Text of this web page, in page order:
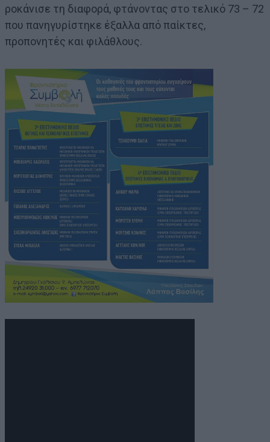
ροκάνισε τη διαφορά, φτάνοντας στο τελικό 73 – 72
που πανηγυρίστηκε έξαλλα από παίκτες,
προπονητές και φιλάθλους.